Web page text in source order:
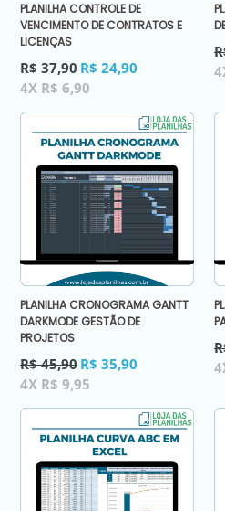
PLANILHA CONTROLE DE
VENCIMENTO DE CONTRATOS E
LICENÇAS
Preço
normal
R$ 37,90 R$ 24,90
4X R$ 6,90
PLANILHA CRONOGRAMA GANTT
DARKMODE GESTÃO DE
PROJETOS
Preço
normal
R$ 45,90 R$ 35,90
4X R$ 9,95